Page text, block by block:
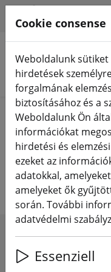
Termékek keresése
Home Alkatrészek
FPV drón
freestyle és
Cookie consense
Weboldalunk
hirdetések
forgalmának
biztosításához és a
Weboldalunk Ön
információkat
hirdetési és
ezeket az
adatokkal,
amelyeket ők
során. További
adatvédelmi
Essenziell